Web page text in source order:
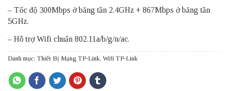
– Tốc độ 300Mbps ở băng tần 2.4GHz + 867Mbps ở băng tần
5GHz.
– Hỗ trợ Wifi chuẩn 802.11a/b/g/n/ac.
Danh mục: Thiết Bị Mạng TP-Link, Wifi TP-Link